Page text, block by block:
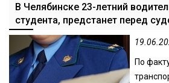
В Челябинске 23-летний
студента, предстанет перед
По